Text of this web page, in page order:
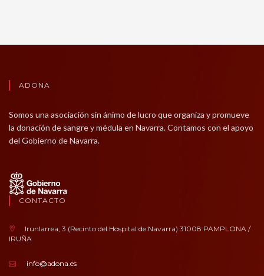
ADONA
Somos una asociación sin ánimo de lucro que organiza y promueve
la donación de sangre y médula en Navarra. Contamos con el apoyo
del Gobierno de Navarra.
CONTACTO
Irunlarrea, 3 (Recinto del Hospital de Navarra) 31008 PAMPLONA /
IRUÑA
info@adona.es